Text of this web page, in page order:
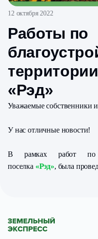
12 октября 2022
Работы по
«Рэд»
Уважаемые собственники
У нас отличные новости!
В рамках работ по
поселка «Рэд», была